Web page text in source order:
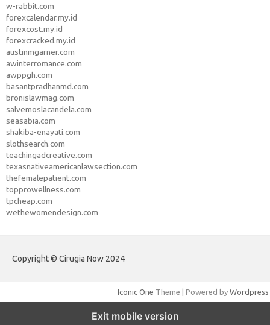
w-rabbit.com
forexcalendar.my.id
forexcost.my.id
forexcracked.my.id
austinmgarner.com
awinterromance.com
awppgh.com
basantpradhanmd.com
bronislawmag.com
salvemoslacandela.com
seasabia.com
shakiba-enayati.com
slothsearch.com
teachingadcreative.com
texasnativeamericanlawsection.com
thefemalepatient.com
topprowellness.com
tpcheap.com
wethewomendesign.com
Copyright © Cirugia Now 2024
Iconic One Theme | Powered by Wordpress
Exit mobile version